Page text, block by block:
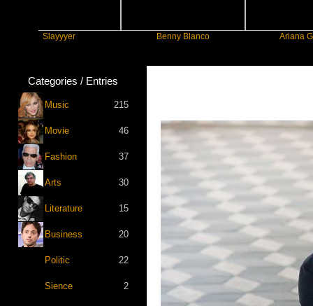
Benny Blanco Ariana Grande
Categories / Entries
Music 215
Movie 46
Fashion 37
Arts 30
Literature 15
Business 20
Politic 22
Sience 2